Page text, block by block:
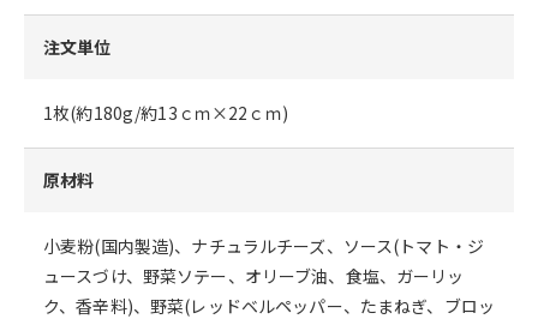
注文単位
1枚(約180g/約13ｃｍ×22ｃｍ)
原材料
小麦粉(国内製造)、ナチュラルチーズ、ソース(トマト・ジ
ュースづけ、野菜ソテー、オリーブ油、食塩、ガーリッ
ク、香辛料)、野菜(レッドベルペッパー、たまねぎ、ブロッ